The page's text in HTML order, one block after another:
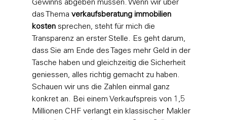
Gewinns abgeben müssen. Wenn wir über
das Thema verkaufsberatung immobilien
kosten sprechen, steht für mich die
Transparenz an erster Stelle. Es geht darum,
dass Sie am Ende des Tages mehr Geld in der
Tasche haben und gleichzeitig die Sicherheit
geniessen, alles richtig gemacht zu haben.
Schauen wir uns die Zahlen einmal ganz
konkret an. Bei einem Verkaufspreis von 1,5
Millionen CHF verlangt ein klassischer Makler